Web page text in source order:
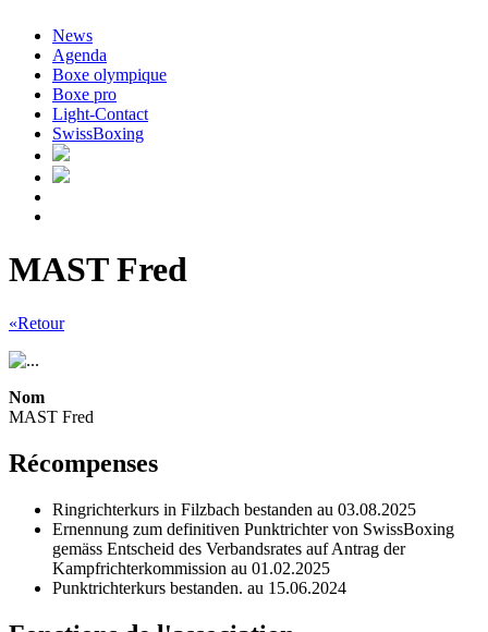
News
Agenda
Boxe olympique
Boxe pro
Light-Contact
SwissBoxing
MAST Fred
«Retour
Nom
MAST Fred
Récompenses
Ringrichterkurs in Filzbach bestanden au 03.08.2025
Ernennung zum definitiven Punktrichter von SwissBoxing
gemäss Entscheid des Verbandsrates auf Antrag der
Kampfrichterkommission au 01.02.2025
Punktrichterkurs bestanden. au 15.06.2024